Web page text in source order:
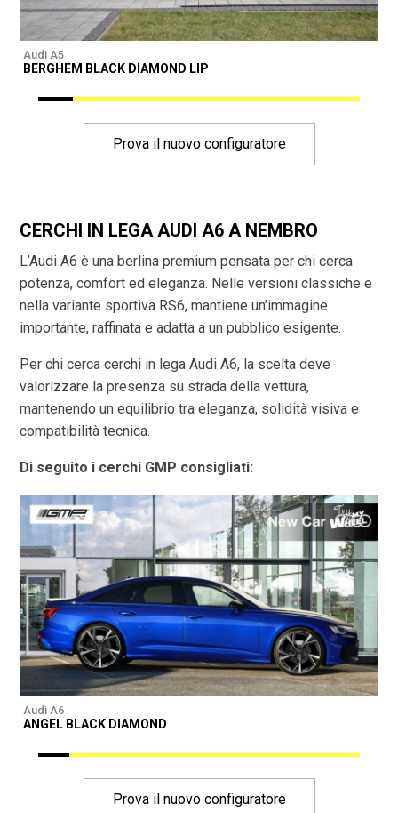
Audi A5
BERGHEM BLACK DIAMOND LIP
Prova il nuovo configuratore
CERCHI IN LEGA AUDI A6 A NEMBRO
L’Audi A6 è una berlina premium pensata per chi cerca
potenza, comfort ed eleganza. Nelle versioni classiche e
nella variante sportiva RS6, mantiene un’immagine
importante, raffinata e adatta a un pubblico esigente.
Per chi cerca cerchi in lega Audi A6, la scelta deve
valorizzare la presenza su strada della vettura,
mantenendo un equilibrio tra eleganza, solidità visiva e
compatibilità tecnica.
Di seguito i cerchi GMP consigliati:
Audi A6
ANGEL BLACK DIAMOND
Prova il nuovo configuratore